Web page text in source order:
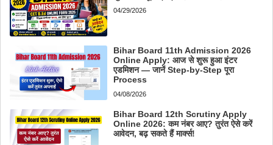
04/29/2026
Bihar Board 11th Admission 2026
Online Apply: आज से शुरू हुआ इंटर
एडमिशन — जानें Step-by-Step पूरा
Process
04/08/2026
Bihar Board 12th Scrutiny Apply
Online 2026: कम नंबर आए? तुरंत ऐसे करें
आवेदन, बढ़ सकते हैं मार्क्स!